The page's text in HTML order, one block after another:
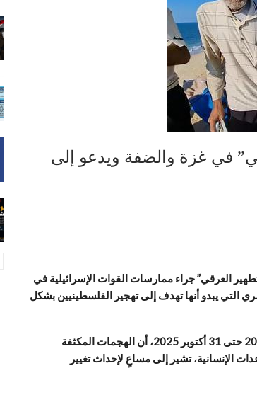
في غزة والضفة ويدعو إلى
العرقي” جراء ممارسات القوات الإسرائيلية في
التي يبدو أنها تهدف إلى تهجير الفلسطينيين بشكل
وأوضح التقرير الصادر عن المكتب، والذي يغطي الفترة من 1 نوفمبر 2024 حتى 31 أكتوبر 2025، أن الهجمات المكثفة
الإنسانية، تشير إلى مساعٍ لإحداث تغيير